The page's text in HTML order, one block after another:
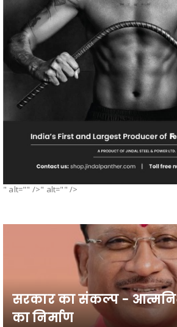
" alt="" />" alt="" />
सरकार का संकल्प -
का निर्माण